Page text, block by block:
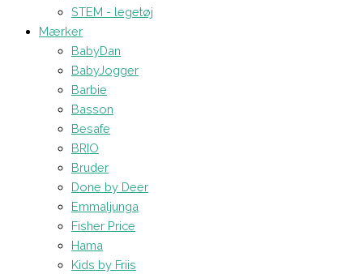
STEM - legetøj
Mærker
BabyDan
BabyJogger
Barbie
Basson
Besafe
BRIO
Bruder
Done by Deer
Emmaljunga
Fisher Price
Hama
Kids by Friis